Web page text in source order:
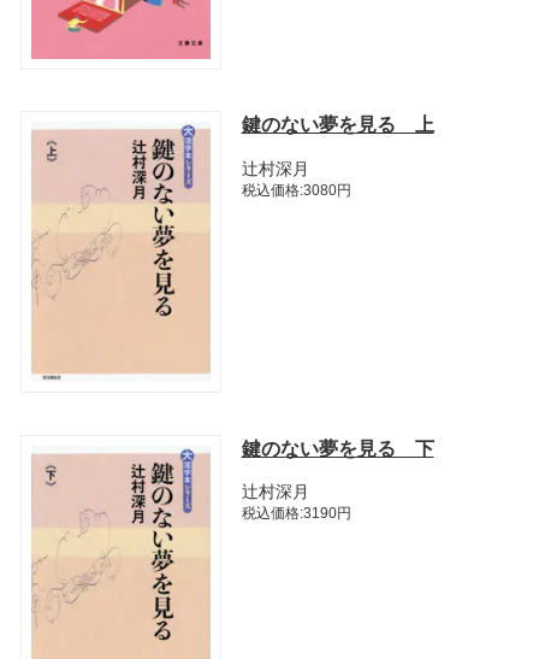
鍵のない夢を見る 上
辻村深月
税込価格:3080円
鍵のない夢を見る 下
辻村深月
税込価格:3190円